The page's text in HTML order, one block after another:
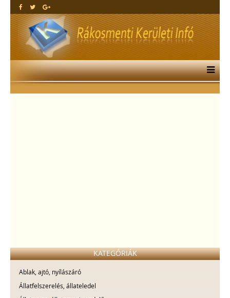
KATEGÓRIÁK
Ablak, ajtó, nyílászáró
Állatfelszerelés, állateledel